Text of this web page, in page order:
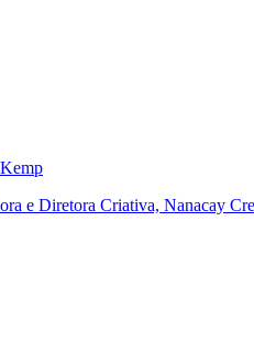
e Diretora Criativa, Nanacay